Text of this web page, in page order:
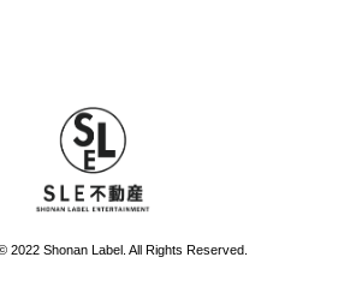
2022 Shonan Label. All Rights Reserved.